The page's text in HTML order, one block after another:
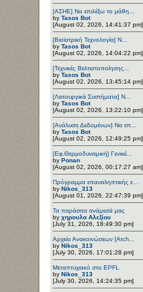
[ΑΣΗΕ] Να επιλέξω το μάθη...
by Tasos Bot
[August 02, 2026, 14:41:37 pm]
[Βιοϊατρική Τεχνολογία] Ν...
by Tasos Bot
[August 02, 2026, 14:04:22 pm]
[Τεχνικές Βελτιστοποίησης...
by Tasos Bot
[August 02, 2026, 13:45:14 pm]
[Λειτουργικά Συστήματα] Ν...
by Tasos Bot
[August 02, 2026, 13:22:10 pm]
[Ανάλυση Δεδομένων] Να επ...
by Tasos Bot
[August 02, 2026, 12:49:25 pm]
[Εφ.Θερμοδυναμική] Γενικέ...
by Ponan
[August 02, 2026, 00:17:27 am]
Πρόγραμμα επαναληπτικής ε...
by Nikos_313
[August 01, 2026, 22:47:39 pm]
Τα παράσιτα ανάμεσά μας
by χηρουλα Αλεξίου
[July 31, 2026, 18:49:30 pm]
Αρχείο Ανακοινώσεων [Arch...
by Nikos_313
[July 30, 2026, 17:01:28 pm]
Μεταπτυχιακό στο EPFL
by Nikos_313
[July 30, 2026, 14:24:35 pm]